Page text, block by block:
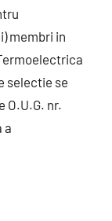
membri in
selectie se
O.U.G. nr.
a